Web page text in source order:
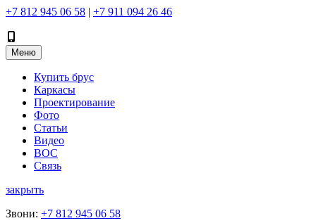
+7 812 945 06 58 | +7 911 094 26 46
Меню
Купить брус
Каркасы
Проектирование
Фото
Статьи
Видео
ВОС
Связь
закрыть
Звони: +7 812 945 06 58